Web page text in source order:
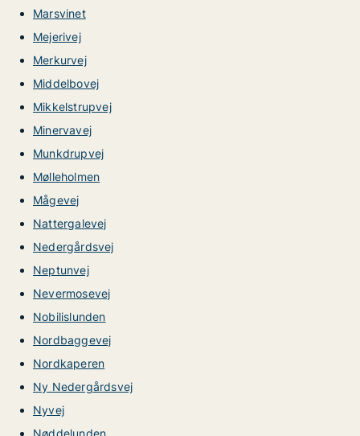
Marsvinet
Mejerivej
Merkurvej
Middelbovej
Mikkelstrupvej
Minervavej
Munkdrupvej
Mølleholmen
Mågevej
Nattergalevej
Nedergårdsvej
Neptunvej
Nevermosevej
Nobilislunden
Nordbaggevej
Nordkaperen
Ny Nedergårdsvej
Nyvej
Nøddelunden